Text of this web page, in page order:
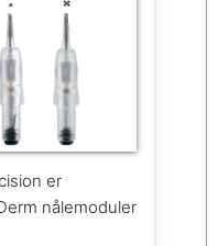
er
nålemoduler